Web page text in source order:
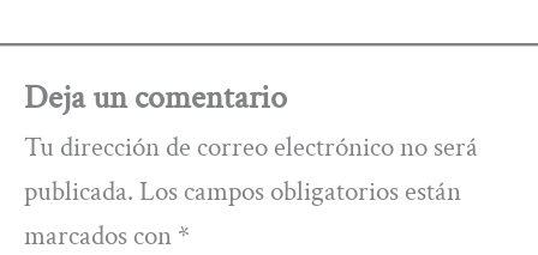
Deja un comentario
Tu dirección de correo electrónico no será
publicada. Los campos obligatorios están
marcados con *